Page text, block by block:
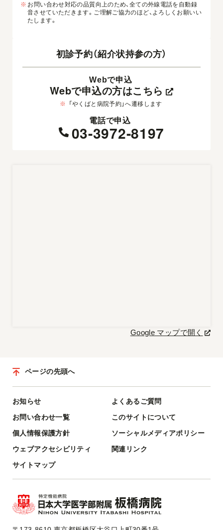
※ お問い合わせ対応の品質向上のため、全ての外線電話を自動録
音させていただきます。ご理解ご協力のほど、よろしくお願いい
たします。
初診予約（紹介状持参の方）
Webで申込
Webで申込の方はこちら
※ 「やくばと病院予約」へ遷移します
電話で申込
03-3972-8197
Google マップで開く
お知らせ
よくあるご質問
お問い合わせ一覧
このサイトについて
個人情報保護方針
ソーシャルメディアポリシー
ウェブアクセシビリティ
関連リンク
サイトマップ
ページの先頭へ